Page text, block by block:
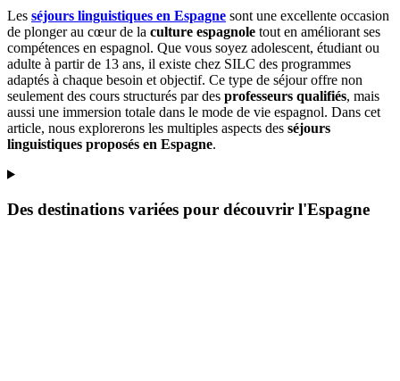
Les séjours linguistiques en Espagne sont une excellente occasion
de plonger au cœur de la culture espagnole tout en améliorant ses
compétences en espagnol. Que vous soyez adolescent, étudiant ou
adulte à partir de 13 ans, il existe chez SILC des programmes
adaptés à chaque besoin et objectif. Ce type de séjour offre non
seulement des cours structurés par des professeurs qualifiés, mais
aussi une immersion totale dans le mode de vie espagnol. Dans cet
article, nous explorerons les multiples aspects des séjours
linguistiques proposés en Espagne.
Des destinations variées pour découvrir l'Espagne